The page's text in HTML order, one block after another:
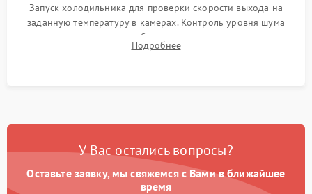
Запуск холодильника для проверки скорости выхода на
заданную температуру в камерах. Контроль уровня шума
компрессора, отсутствия обмерзания стенок и корректного
срабатывания системы автоматической оттайки.
Подробнее
У Вас остались вопросы?
Оставьте заявку, мы свяжемся с Вами в ближайшее
время